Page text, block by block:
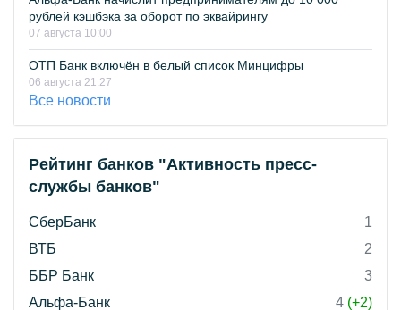
рублей кэшбэка за оборот по эквайрингу
07 августа 10:00
ОТП Банк включён в белый список Минцифры
06 августа 21:27
Все новости
Рейтинг банков "Активность пресс-
службы банков"
СберБанк
1
ВТБ
2
ББР Банк
3
Альфа-Банк
4 (+2)